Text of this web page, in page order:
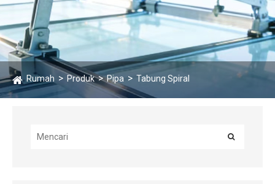
Rumah Produk Pipa Tabung Spiral